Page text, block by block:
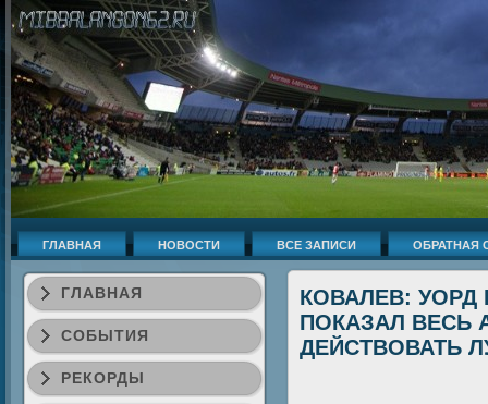
ГЛАВНАЯ НОВОСТИ ВСЕ ЗАПИСИ ОБРАТНАЯ
ГЛАВНАЯ
СОБЫТИЯ
РЕКОРДЫ
КОВАЛЕВ:
ПОКАЗАЛ ВЕСЬ
ДЕЙСТВОВАТЬ